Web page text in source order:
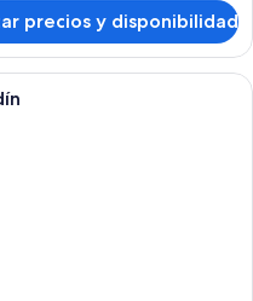
precios y disponibilidad
habitación de hotel con una